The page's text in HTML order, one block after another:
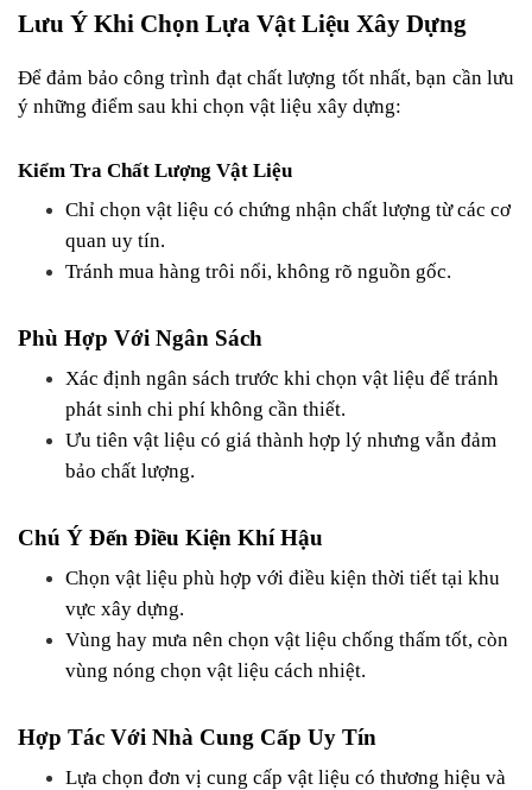
Lưu Ý Khi Chọn Lựa Vật Liệu Xây Dựng
Để đảm bảo công trình đạt chất lượng tốt nhất, bạn cần lưu
ý những điểm sau khi chọn vật liệu xây dựng:
Kiểm Tra Chất Lượng Vật Liệu
Chỉ chọn vật liệu có chứng nhận chất lượng từ các cơ
quan uy tín.
Tránh mua hàng trôi nổi, không rõ nguồn gốc.
Phù Hợp Với Ngân Sách
Xác định ngân sách trước khi chọn vật liệu để tránh
phát sinh chi phí không cần thiết.
Ưu tiên vật liệu có giá thành hợp lý nhưng vẫn đảm
bảo chất lượng.
Chú Ý Đến Điều Kiện Khí Hậu
Chọn vật liệu phù hợp với điều kiện thời tiết tại khu
vực xây dựng.
Vùng hay mưa nên chọn vật liệu chống thấm tốt, còn
vùng nóng chọn vật liệu cách nhiệt.
Hợp Tác Với Nhà Cung Cấp Uy Tín
Lựa chọn đơn vị cung cấp vật liệu có thương hiệu và